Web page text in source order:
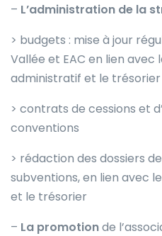
– L’administration de la
> budgets : mise à jour
Vallée et EAC en lien
administratif et le trésorier
> contrats de cessions et
conventions
> rédaction des dossiers
subventions, en lien avec
et le trésorier
– La promotionde